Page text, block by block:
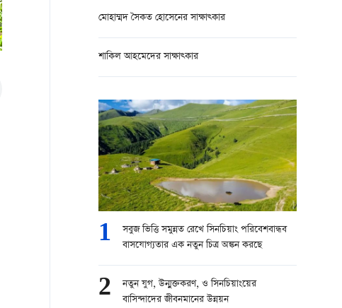
মোহাম্মদ সৈকত হোসেনের সাক্ষাত্কার
শাকিল আহমেদের সাক্ষাত্কার
1
সবুজ ভিত্তি সমুন্নত রেখে সিনচিয়াং পরিবেশবান্ধব
বাসযোগ্যতার এক নতুন চিত্র অঙ্কন করছে
2
নতুন যুগ, উন্মুক্তকরণ, ও সিনচিয়াংয়ের
বাসিন্দাদের জীবনমানের উন্নয়ন